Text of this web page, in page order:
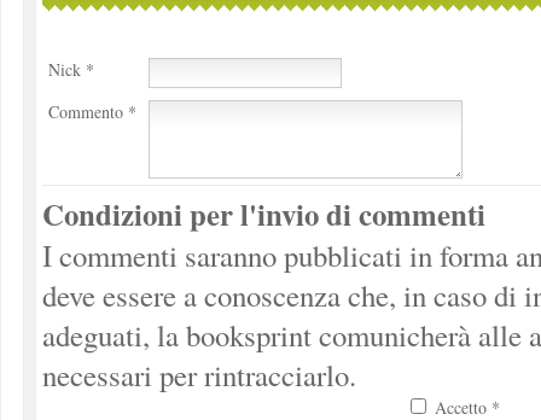
Nick *
Commento *
Condizioni per l'invio di commenti
I commenti saranno pubblicati in forma
deve essere a conoscenza che, in caso
adeguati, la booksprint comunicherà alle
necessari per rintracciarlo.
Accetto *